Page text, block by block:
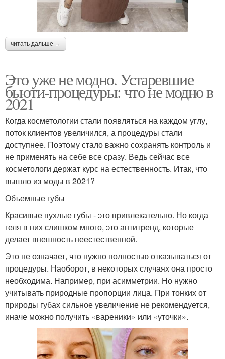
читать дальше →
Это уже не модно. Устаревшие
бьюти-процедуры: что не модно в
2021
Когда косметологии стали появляться на каждом углу,
поток клиентов увеличился, а процедуры стали
доступнее. Поэтому стало важно сохранять контроль и
не применять на себе все сразу. Ведь сейчас все
косметологи держат курс на естественность. Итак, что
вышло из моды в 2021?
Объемные губы
Красивые пухлые губы - это привлекательно. Но когда
геля в них слишком много, это антитренд, которые
делает внешность неестественной.
Это не означает, что нужно полностью отказываться от
процедуры. Наоборот, в некоторых случаях она просто
необходима. Например, при асимметрии. Но нужно
учитывать природные пропорции лица. При тонких от
природы губах сильное увеличение не рекомендуется,
иначе можно получить «вареники» или «уточки».